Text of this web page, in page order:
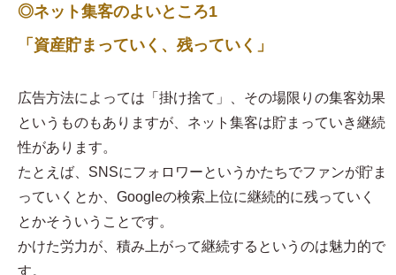
◎ネット集客のよいところ1
「資産貯まっていく、残っていく」
広告方法によっては「掛け捨て」、その場限りの集客効果
というものもありますが、ネット集客は貯まっていき継続
性があります。
たとえば、SNSにフォロワーというかたちでファンが貯ま
っていくとか、Googleの検索上位に継続的に残っていく
とかそういうことです。
かけた労力が、積み上がって継続するというのは魅力的で
す。